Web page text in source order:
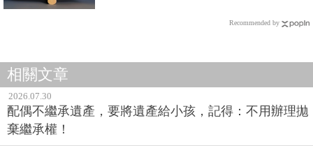
Recommended by
相關文章
2026.07.30
配偶不繼承遺產，要將遺產給小孩，記得：不用辦理拋
棄繼承權！